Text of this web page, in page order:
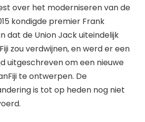
over het moderniseren van de
kondigde premier Frank
dat de Union Jack uiteindelijk
zou verdwijnen, en werd er een
uitgeschreven om een nieuwe
te ontwerpen. De
is tot op heden nog niet